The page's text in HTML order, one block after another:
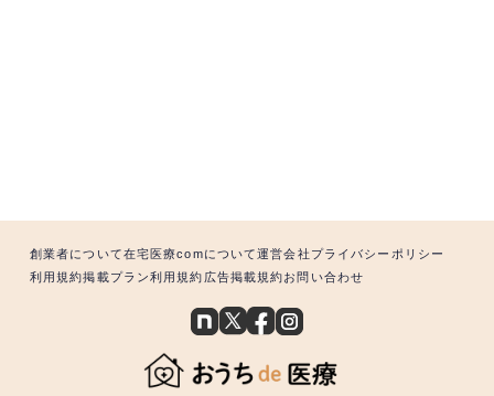
創業者について在宅医療comについて運営会社 プライバシーポリシー
利用規約掲載プラン利用規約 広告掲載規約お問い合わせ